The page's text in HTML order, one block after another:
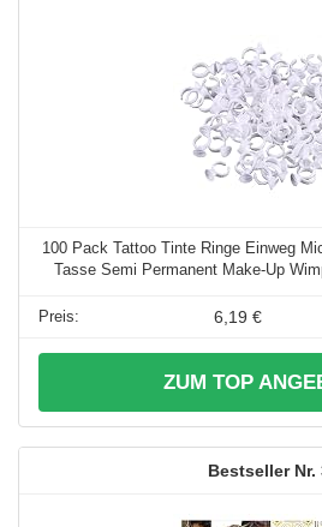
100 Pack Tattoo Tinte Ringe Einweg
Tasse Semi Permanent Make-Up
6,19 €
ZUM TOP